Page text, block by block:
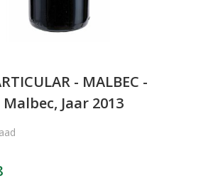
- MALBEC -
Jaar 2013